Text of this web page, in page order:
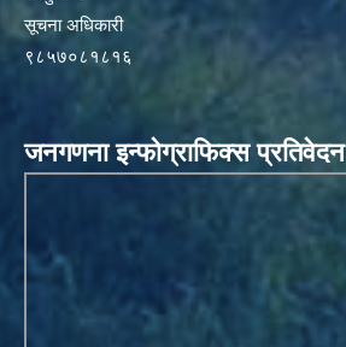
सूचना अधिकारी
९८५७०८१८१६
जनगणना इन्फोग्राफिक्स प्रतिवेदन